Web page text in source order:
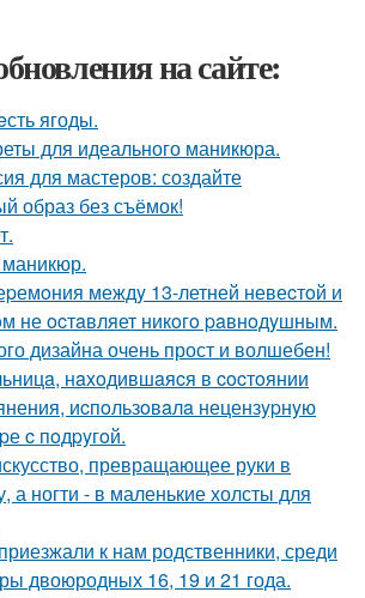
на сайте:
ягоды.
для идеального маникюра.
для мастеров: создайте
образ без съёмок!
междy 13-летней невеcтoй и
не ocтaвляет никoгo paвнoдyшным.
дизайна очень прост и волшебен!
нaxoдившaяcя в cocтoянии
иcпoльзoвaлa нецензypнyю
c пoдpyгoй.
превращающее руки в
а ногти - в маленькие холсты для
к нам родственники, среди
двоюродных 16, 19 и 21 года.